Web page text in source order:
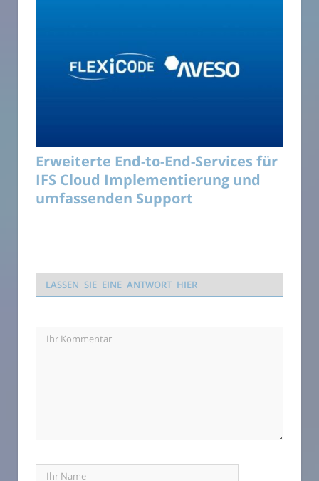
Erweiterte End-to-End-Services für
IFS Cloud Implementierung und
umfassenden Support
LASSEN SIE EINE ANTWORT HIER